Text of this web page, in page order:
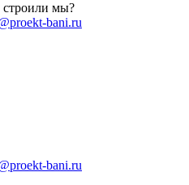
строили мы?
bani.ru
bani.ru